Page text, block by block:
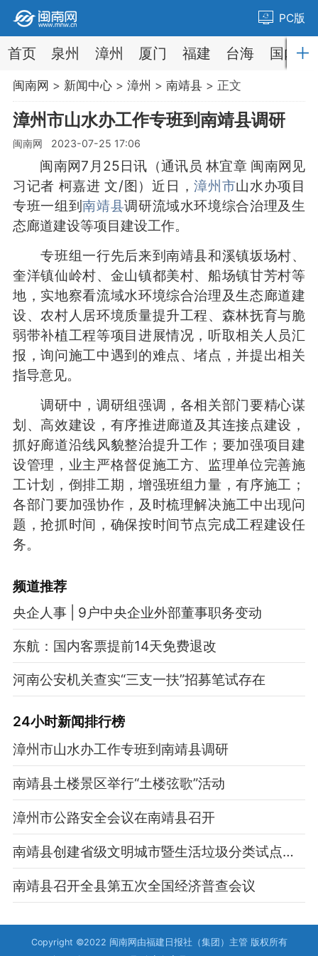
PC版
首页 泉州 漳州 厦门 福建 台海 国内
闽南网 > 新闻中心> 漳州 > 南靖县> 正文
漳州市山水办工作专班到南靖县调研
闽南网 2023-07-25 17:06
闽南网7月25日讯（通讯员 林宜章 闽南网见
习记者 柯嘉进 文/图）近日，漳州市山水办项目
专班一组到南靖县调研流域水环境综合治理及生
态廊道建设等项目建设工作。
专班组一行先后来到南靖县和溪镇坂场村、
奎洋镇仙岭村、金山镇都美村、船场镇甘芳村等
地，实地察看流域水环境综合治理及生态廊道建
设、农村人居环境质量提升工程、森林抚育与脆
弱带补植工程等项目进展情况，听取相关人员汇
报，询问施工中遇到的难点、堵点，并提出相关
指导意见。
调研中，调研组强调，各相关部门要精心谋
划、高效建设，有序推进廊道及其连接点建设，
抓好廊道沿线风貌整治提升工作；要加强项目建
设管理，业主严格督促施工方、监理单位完善施
工计划，倒排工期，增强班组力量，有序施工；
各部门要加强协作，及时梳理解决施工中出现问
题，抢抓时间，确保按时间节点完成工程建设任
务。
频道推荐
央企人事 | 9户中央企业外部董事职务变动
东航：国内客票提前14天免费退改
河南公安机关查实“三支一扶”招募笔试存在
24小时新闻排行榜
漳州市山水办工作专班到南靖县调研
南靖县土楼景区举行“土楼弦歌”活动
漳州市公路安全会议在南靖县召开
南靖县创建省级文明城市暨生活垃圾分类试点县工作动员会议召开
南靖县召开全县第五次全国经济普查会议
Copyright ©2022 闽南网由福建日报社（集团）主管 版权所有